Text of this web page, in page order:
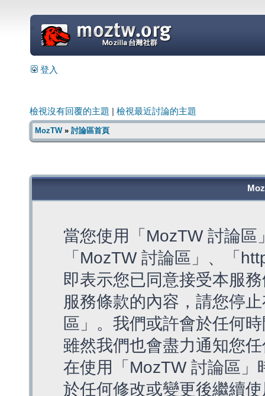
=
登入
檢視沒有回覆的主題 檢視最近討論的主題
MozTW» 討論區首頁
當您使用「MozTW 討論
「MozTW 討論區」、「
即表示您已同意接受本服
服務條款的內容，請您停
區」。我們或許會於任何
雖然我們也會盡力通知您
在使用「MozTW 討論區
於任何修改或變更後繼續